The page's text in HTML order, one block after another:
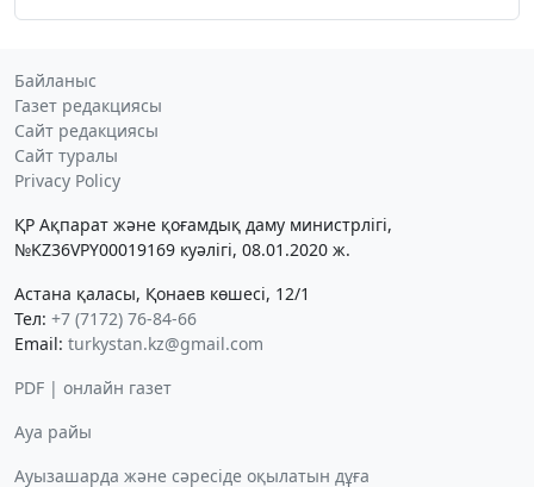
Байланыс
Газет редакциясы
Сайт редакциясы
Сайт туралы
Privacy Policy
ҚР Ақпарат және қоғамдық даму министрлігі,
№KZ36VPY00019169 куәлігі, 08.01.2020 ж.
Астана қаласы, Қонаев көшесі, 12/1
Тел: +7 (7172) 76-84-66
Email: turkystan.kz@gmail.com
PDF | онлайн газет
Ауа райы
Ауызашарда және сәресіде оқылатын дұға